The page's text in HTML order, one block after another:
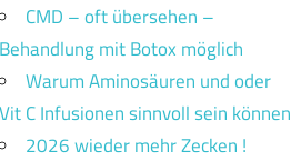
CMD – oft übersehen –
Behandlung mit Botox möglich
Warum Aminosäuren und oder
Vit C Infusionen sinnvoll sein können
2026 wieder mehr Zecken !